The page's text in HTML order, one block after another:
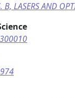
B, LASERS AND